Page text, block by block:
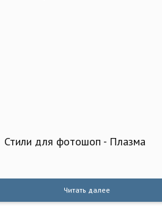
Стили для фотошоп - Плазма
Читать далее